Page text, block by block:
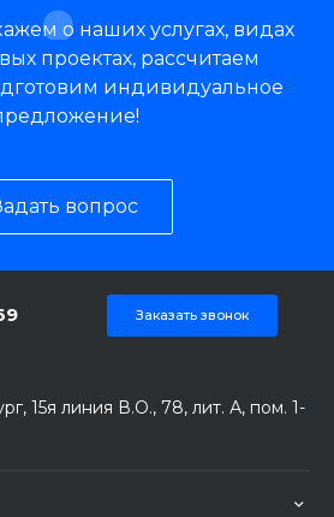
о наших услугах, видах
проектах, рассчитаем
индивидуальное
вопрос
Заказать звонок
15я линия В.О., 78, лит. А, пом. 1-